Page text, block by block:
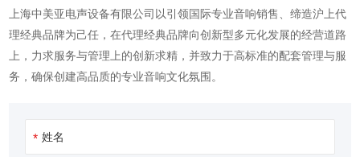
上海中美亚电声设备有限公司以引领国际专业音响销售、缔造沪上代
理经典品牌为己任，在代理经典品牌向创新型多元化发展的经营道路
上，力求服务与管理上的创新求精，并致力于高标准的配套管理与服
务，确保创建高品质的专业音响文化氛围。